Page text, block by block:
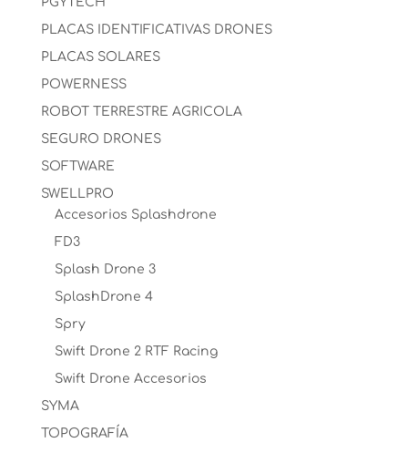
PLACAS IDENTIFICATIVAS DRONES
PLACAS SOLARES
POWERNESS
ROBOT TERRESTRE AGRICOLA
SEGURO DRONES
SOFTWARE
SWELLPRO
Accesorios Splashdrone
FD3
Splash Drone 3
SplashDrone 4
Spry
Swift Drone 2 RTF Racing
Swift Drone Accesorios
SYMA
TOPOGRAFÍA